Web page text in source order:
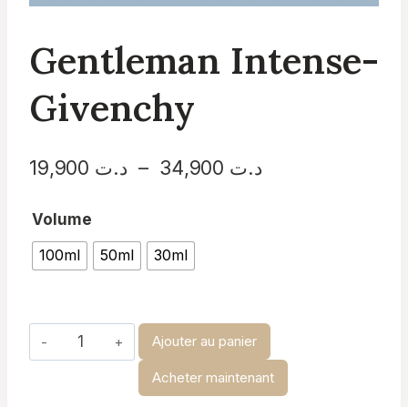
Gentleman Intense-
Givenchy
د.ت – د.تPlage
Volume
100ml
50ml 30ml
quantité
de
Ajouter au panier
Acheter maintenant